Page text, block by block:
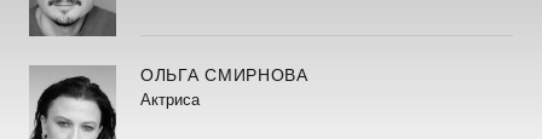
ОЛЬГА СМИРНОВА
Актриса